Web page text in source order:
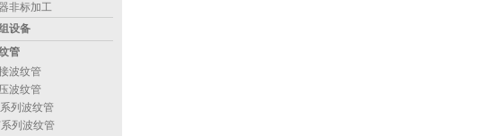
非标加工
设备
管
波纹管
波纹管
列波纹管
列波纹管